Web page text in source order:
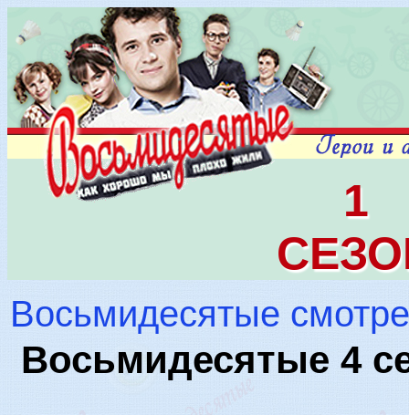
1
Восьмидесятые
Восьмидесятые 4